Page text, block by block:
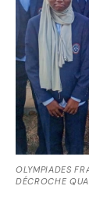
OLYMPIADES
DÉCROCHE